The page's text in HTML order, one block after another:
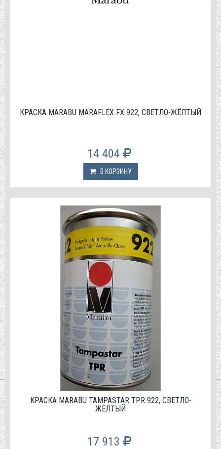
КРАСКА МАRABU MARAFLEX FX 922, СВЕТЛО-ЖЁЛТЫЙ
14 404
В КОРЗИНУ
КРАСКА MARABU TAMPASTAR TPR 922, СВЕТЛО-
ЖЁЛТЫЙ
17 913